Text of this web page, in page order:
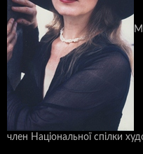
член Національної спілки